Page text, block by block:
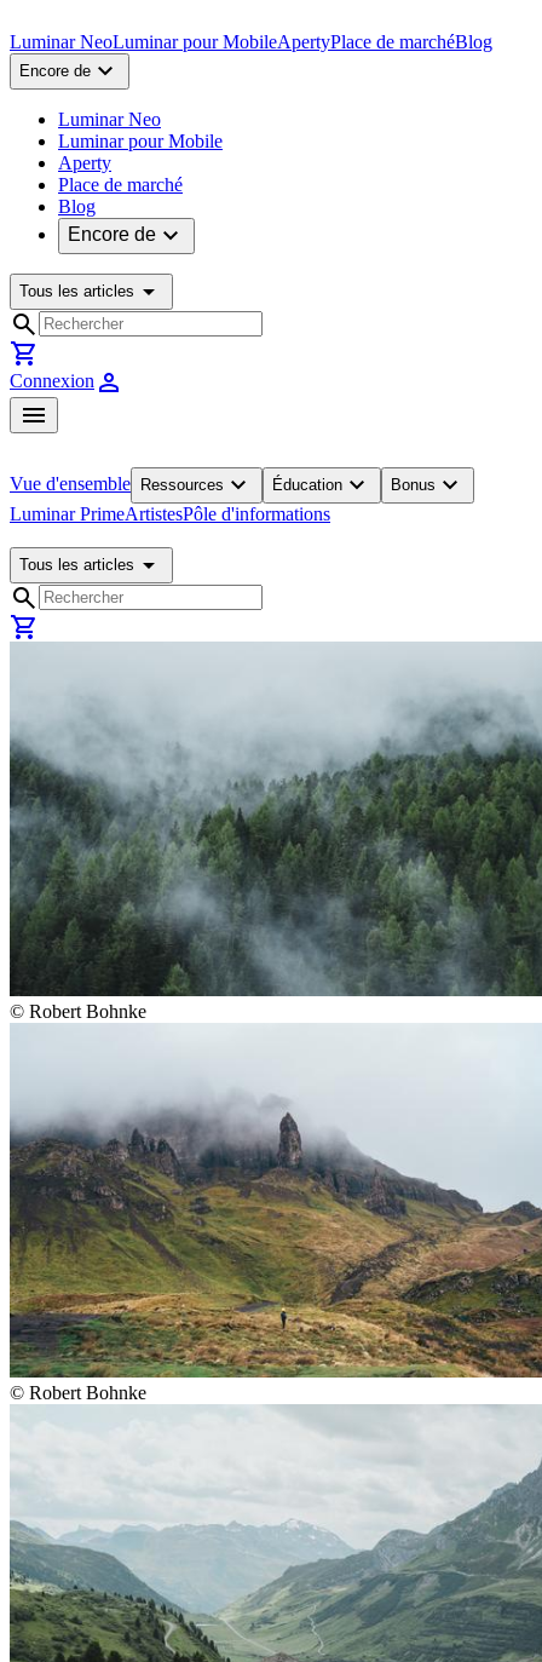
Luminar NeoLuminar pour MobileApertyPlace de marchéBlog
Encore de expand_more
Luminar Neo
Luminar pour Mobile
Aperty
Place de marché
Blog
Encore de expand_more
Tous les articles arrow_drop_down
search
shopping_cart
Connexion person
menu
Vue d'ensemble Ressources expand_more Éducation expand_more Bonus expand_more
Luminar PrimeArtistesPôle d'informations
Tous les articles arrow_drop_down
search
shopping_cart
© Robert Bohnke
© Robert Bohnke